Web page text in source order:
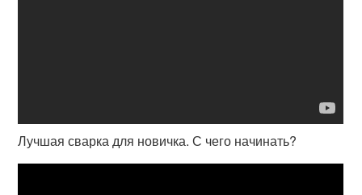
Лучшая сварка для новичка. С чего начинать?